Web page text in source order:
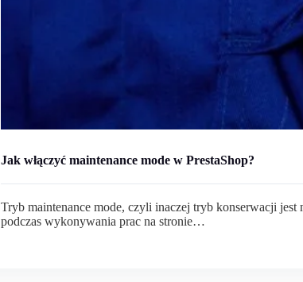
Jak włączyć maintenance mode w PrestaShop?
Tryb maintenance mode, czyli inaczej tryb konserwacji
podczas wykonywania prac na stronie…